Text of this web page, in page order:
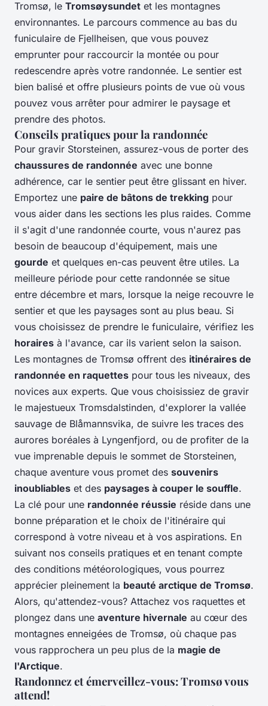
Tromsø, le Tromsøysundet et les montagnes
environnantes. Le parcours commence au bas du
funiculaire de Fjellheisen, que vous pouvez
emprunter pour raccourcir la montée ou pour
redescendre après votre randonnée. Le sentier est
bien balisé et offre plusieurs points de vue où vous
pouvez vous arrêter pour admirer le paysage et
prendre des photos.
Conseils pratiques pour la randonnée
Pour gravir Storsteinen, assurez-vous de porter des
chaussures de randonnée avec une bonne
adhérence, car le sentier peut être glissant en hiver.
Emportez une paire de bâtons de trekking pour
vous aider dans les sections les plus raides. Comme
il s'agit d'une randonnée courte, vous n'aurez pas
besoin de beaucoup d'équipement, mais une
gourde et quelques en-cas peuvent être utiles. La
meilleure période pour cette randonnée se situe
entre décembre et mars, lorsque la neige recouvre le
sentier et que les paysages sont au plus beau. Si
vous choisissez de prendre le funiculaire, vérifiez les
horaires à l'avance, car ils varient selon la saison.
Les montagnes de Tromsø offrent des itinéraires de
randonnée en raquettes pour tous les niveaux, des
novices aux experts. Que vous choisissiez de gravir
le majestueux Tromsdalstinden, d'explorer la vallée
sauvage de Blåmannsvika, de suivre les traces des
aurores boréales à Lyngenfjord, ou de profiter de la
vue imprenable depuis le sommet de Storsteinen,
chaque aventure vous promet des souvenirs
inoubliables et des paysages à couper le souffle.
La clé pour une randonnée réussie réside dans une
bonne préparation et le choix de l'itinéraire qui
correspond à votre niveau et à vos aspirations. En
suivant nos conseils pratiques et en tenant compte
des conditions météorologiques, vous pourrez
apprécier pleinement la beauté arctique de Tromsø.
Alors, qu'attendez-vous? Attachez vos raquettes et
plongez dans une aventure hivernale au cœur des
montagnes enneigées de Tromsø, où chaque pas
vous rapprochera un peu plus de la magie de
l'Arctique.
Randonnez et émerveillez-vous: Tromsø vous
attend!